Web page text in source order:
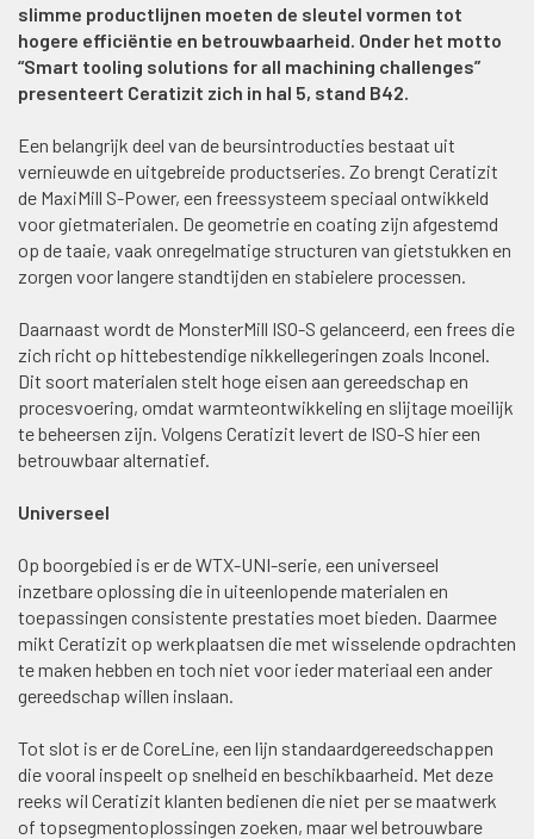
slimme productlijnen moeten de sleutel vormen tot
hogere efficiëntie en betrouwbaarheid. Onder het motto
“Smart tooling solutions for all machining challenges”
presenteert Ceratizit zich in hal 5, stand B42.
Een belangrijk deel van de beursintroducties bestaat uit
vernieuwde en uitgebreide productseries. Zo brengt Ceratizit
de MaxiMill S-Power, een freessysteem speciaal ontwikkeld
voor gietmaterialen. De geometrie en coating zijn afgestemd
op de taaie, vaak onregelmatige structuren van gietstukken en
zorgen voor langere standtijden en stabielere processen.
Daarnaast wordt de MonsterMill ISO-S gelanceerd, een frees die
zich richt op hittebestendige nikkellegeringen zoals Inconel.
Dit soort materialen stelt hoge eisen aan gereedschap en
procesvoering, omdat warmteontwikkeling en slijtage moeilijk
te beheersen zijn. Volgens Ceratizit levert de ISO-S hier een
betrouwbaar alternatief.
Universeel
Op boorgebied is er de WTX-UNI-serie, een universeel
inzetbare oplossing die in uiteenlopende materialen en
toepassingen consistente prestaties moet bieden. Daarmee
mikt Ceratizit op werkplaatsen die met wisselende opdrachten
te maken hebben en toch niet voor ieder materiaal een ander
gereedschap willen inslaan.
Tot slot is er de CoreLine, een lijn standaardgereedschappen
die vooral inspeelt op snelheid en beschikbaarheid. Met deze
reeks wil Ceratizit klanten bedienen die niet per se maatwerk
of topsegmentoplossingen zoeken, maar wel betrouwbare